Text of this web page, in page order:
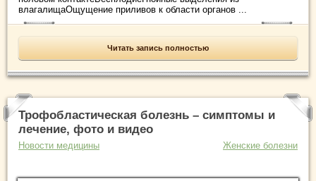
влагалищаОщущение приливов к области органов ...
Читать запись полностью
Трофобластическая болезнь – симптомы и
лечение, фото и видео
Новости медицины Женские болезни